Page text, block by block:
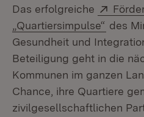
Das erfolgreiche
„Quartiersimpulse“ des
Gesundheit und
Beteiligung geht in die
Kommunen im ganzen
Chance, ihre Quartiere
zivilgesellschaftlichen